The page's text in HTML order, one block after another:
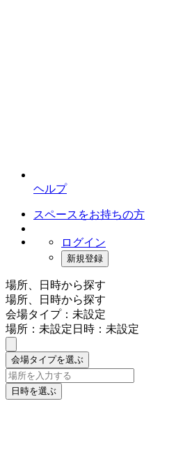
ヘルプ
スペースをお持ちの方
ログイン
新規登録
場所、日時から探す
場所、日時から探す
会場タイプ：未設定
場所：未設定日時：未設定
会場タイプを選ぶ
日時を選ぶ